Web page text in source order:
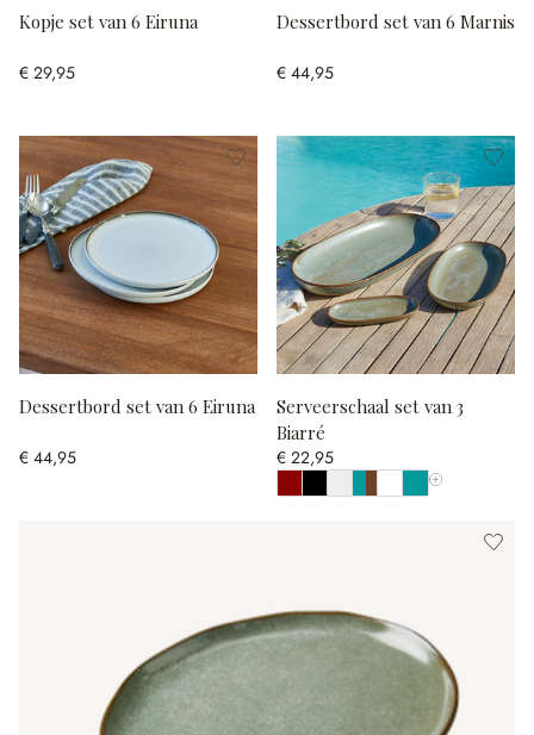
Kopje set van 6 Eiruna
€ 29,95
Dessertbord set van 6 Marnis
€ 44,95
Dessertbord set van 6 Eiruna
€ 44,95
Serveerschaal set van 3
Biarré
€ 22,95
Toon alle